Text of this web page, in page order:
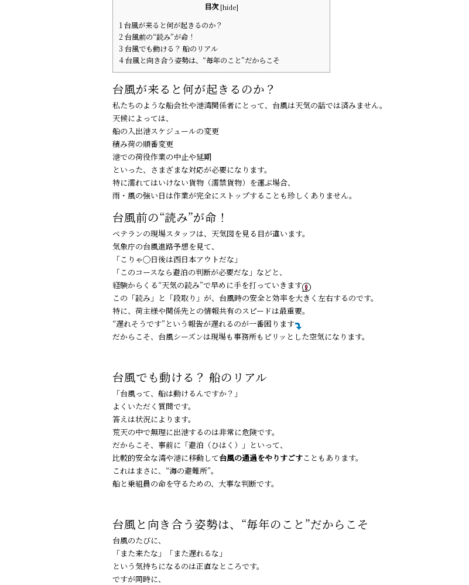
目次 [hide]
1台風が来ると何が起きるのか？
2台風前の“読み”が命！
3 台風でも動ける？ 船のリアル
4台風と向き合う姿勢は、“毎年のこと”だからこそ
台風が来ると何が起きるのか？
私たちのような船会社や港湾関係者にとって、台風は天気の話では済みません。
天候によっては、
船の入出港スケジュールの変更
積み荷の順番変更
港での荷役作業の中止や延期
といった、さまざまな対応が必要になります。
特に濡れてはいけない貨物（濡禁貨物）を運ぶ場合、
雨・風の強い日は作業が完全にストップすることも珍しくありません。
台風前の“読み”が命！
ベテランの現場スタッフは、天気図を見る目が違います。
気象庁の台風進路予想を見て、
「こりゃ◯日後は西日本アウトだな」
「このコースなら避泊の判断が必要だな」などと、
経験からくる“天気の読み”で早めに手を打っていきます
この「読み」と「段取り」が、台風時の安全と効率を大きく左右するのです。
特に、荷主様や関係先との情報共有のスピードは最重要。
“遅れそうです”という報告が遅れるのが一番困ります
だからこそ、台風シーズンは現場も事務所もピリッとした空気になります。
台風でも動ける？ 船のリアル
「台風って、船は動けるんですか？」
よくいただく質問です。
答えは――状況によります。
荒天の中で無理に出港するのは非常に危険です。
だからこそ、事前に「避泊（ひはく）」といって、
比較的安全な湾や港に移動して台風の通過をやりすごすこともあります。
これはまさに、“海の避難所”。
船と乗組員の命を守るための、大事な判断です。
台風と向き合う姿勢は、“毎年のこと”だからこそ
台風のたびに、
「また来たな」「また遅れるな」
という気持ちになるのは正直なところです。
ですが同時に、